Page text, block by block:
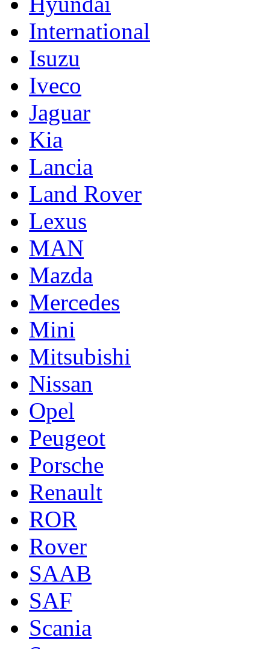
International
Isuzu
Iveco
Jaguar
Kia
Lancia
Land Rover
Lexus
MAN
Mazda
Mercedes
Mini
Mitsubishi
Nissan
Opel
Peugeot
Porsche
Renault
ROR
Rover
SAAB
SAF
Scania